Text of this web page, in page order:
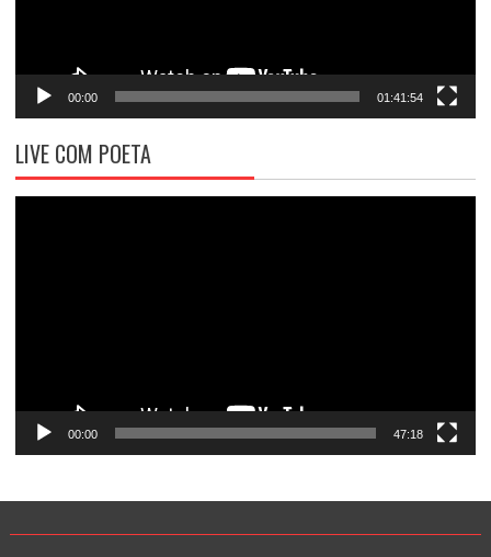
00:00 01:41:54
LIVE COM POETA
00:00 47:18